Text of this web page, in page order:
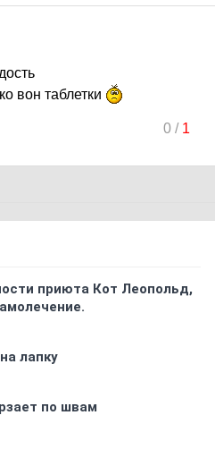
вон таблетки
0/ 1
приюта Кот Леопольд,
лапку
по швам